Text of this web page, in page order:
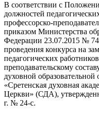
В соответствии с
должностей
профессорско-
приказом Министерства
Федерации 23.07.2015 №
проведения конкурса на
педагогических
преподавательскому
духовной
«Сретенская духовная
Церкви» (СДА),
г. № 24-с.